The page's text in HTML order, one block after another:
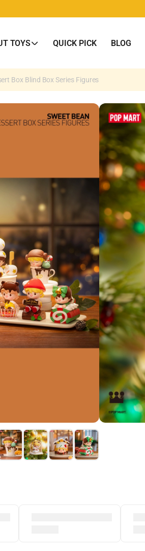
TOYS QUICK PICK BLOG
Box Blind Box Series Figures